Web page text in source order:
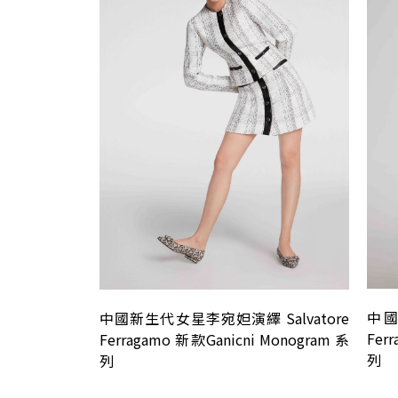
中國新生代女星李宛妲演繹 Salvatore
Ferragamo 新款Ganicni Monogram 系
列
中
列